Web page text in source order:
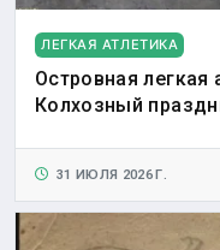
ЛЕГКАЯ АТЛЕТИКА
Островная легкая
Колхозный
31 ИЮЛЯ 2026 Г.